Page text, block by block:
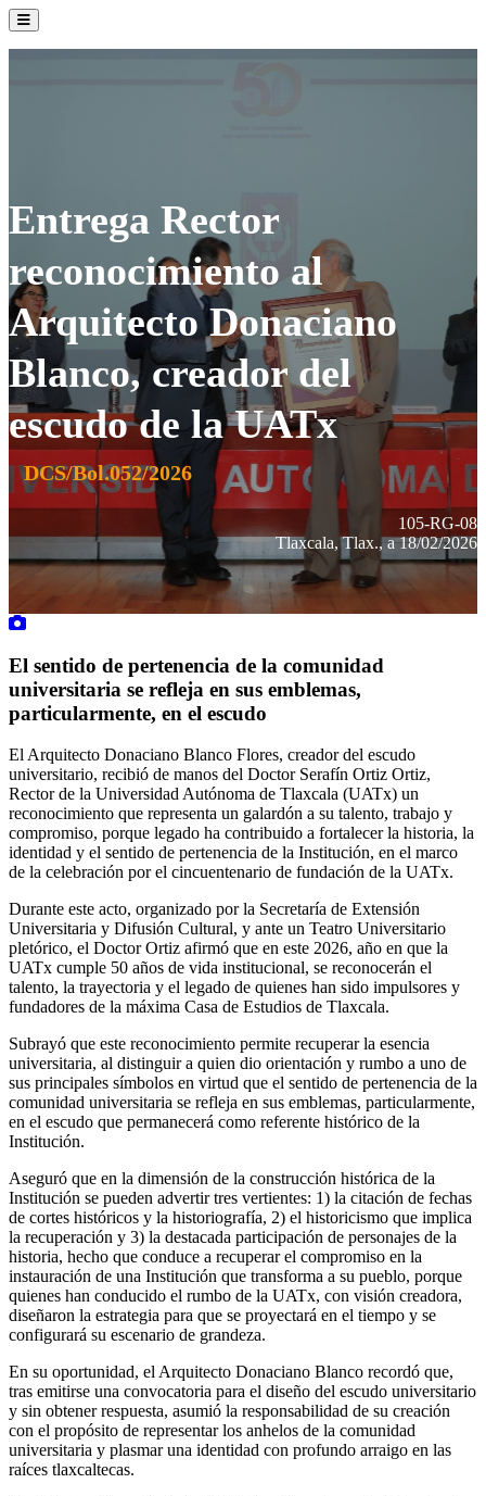
Entrega Rector
reconocimiento al
Arquitecto Donaciano
Blanco, creador del
escudo de la UATx
DCS/Bol.052/2026
105-RG-08
Tlaxcala, Tlax., a 18/02/2026
El sentido de pertenencia de la comunidad
universitaria se refleja en sus emblemas,
particularmente, en el escudo
El Arquitecto Donaciano Blanco Flores, creador del escudo
universitario, recibió de manos del Doctor Serafín Ortiz Ortiz,
Rector de la Universidad Autónoma de Tlaxcala (UATx) un
reconocimiento que representa un galardón a su talento, trabajo y
compromiso, porque legado ha contribuido a fortalecer la historia, la
identidad y el sentido de pertenencia de la Institución, en el marco
de la celebración por el cincuentenario de fundación de la UATx.
Durante este acto, organizado por la Secretaría de Extensión
Universitaria y Difusión Cultural, y ante un Teatro Universitario
pletórico, el Doctor Ortiz afirmó que en este 2026, año en que la
UATx cumple 50 años de vida institucional, se reconocerán el
talento, la trayectoria y el legado de quienes han sido impulsores y
fundadores de la máxima Casa de Estudios de Tlaxcala.
Subrayó que este reconocimiento permite recuperar la esencia
universitaria, al distinguir a quien dio orientación y rumbo a uno de
sus principales símbolos en virtud que el sentido de pertenencia de la
comunidad universitaria se refleja en sus emblemas, particularmente,
en el escudo que permanecerá como referente histórico de la
Institución.
Aseguró que en la dimensión de la construcción histórica de la
Institución se pueden advertir tres vertientes: 1) la citación de fechas
de cortes históricos y la historiografía, 2) el historicismo que implica
la recuperación y 3) la destacada participación de personajes de la
historia, hecho que conduce a recuperar el compromiso en la
instauración de una Institución que transforma a su pueblo, porque
quienes han conducido el rumbo de la UATx, con visión creadora,
diseñaron la estrategia para que se proyectará en el tiempo y se
configurará su escenario de grandeza.
En su oportunidad, el Arquitecto Donaciano Blanco recordó que,
tras emitirse una convocatoria para el diseño del escudo universitario
y sin obtener respuesta, asumió la responsabilidad de su creación
con el propósito de representar los anhelos de la comunidad
universitaria y plasmar una identidad con profundo arraigo en las
raíces tlaxcaltecas.